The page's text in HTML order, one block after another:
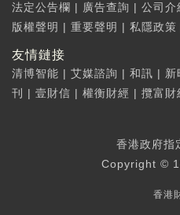
法定公告欄 | 廣告查詢 | 公司介
版權聲明 | 重要聲明 | 私隱政策
友情鏈接
清博智能 | 艾媒諮詢 | 和訊 | 新
刊
| 壹財信 | 權衡財經 | 攬富財
香港政府指
Copyright ©
香港